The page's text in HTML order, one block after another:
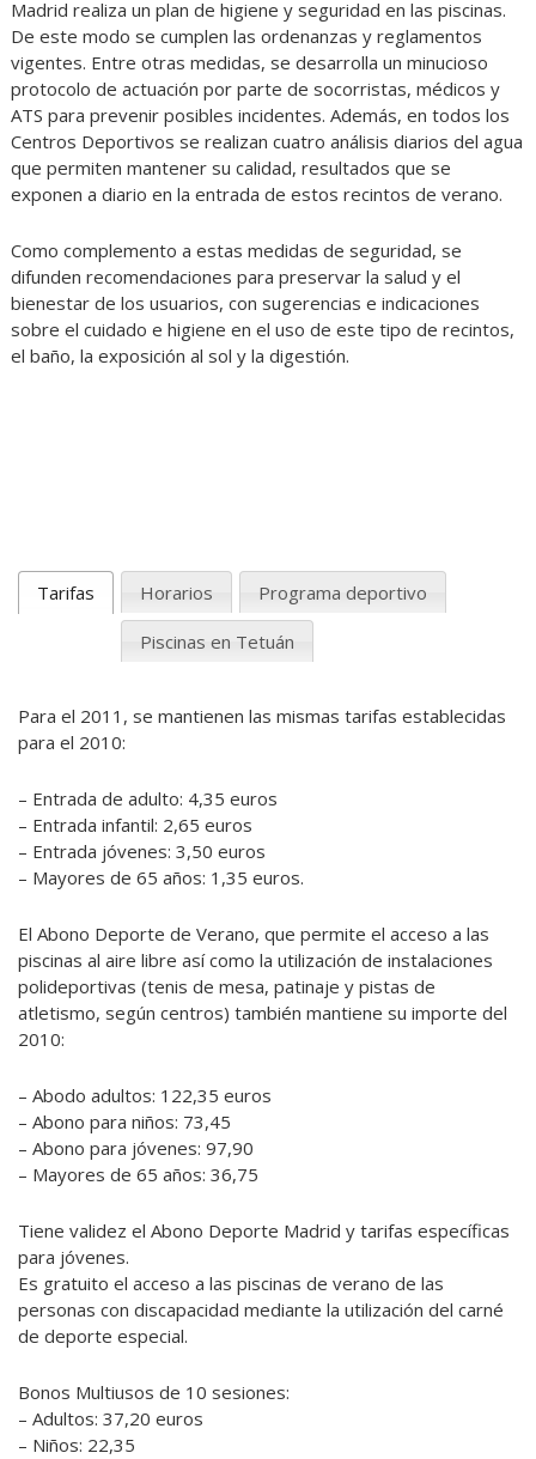
Madrid realiza un plan de higiene y seguridad en las piscinas.
De este modo se cumplen las ordenanzas y reglamentos
vigentes. Entre otras medidas, se desarrolla un minucioso
protocolo de actuación por parte de socorristas, médicos y
ATS para prevenir posibles incidentes. Además, en todos los
Centros Deportivos se realizan cuatro análisis diarios del agua
que permiten mantener su calidad, resultados que se
exponen a diario en la entrada de estos recintos de verano.
Como complemento a estas medidas de seguridad, se
difunden recomendaciones para preservar la salud y el
bienestar de los usuarios, con sugerencias e indicaciones
sobre el cuidado e higiene en el uso de este tipo de recintos,
el baño, la exposición al sol y la digestión.
Tarifas Horarios Programa deportivo
Piscinas en Tetuán
Para el 2011, se mantienen las mismas tarifas establecidas
para el 2010:
– Entrada de adulto: 4,35 euros
– Entrada infantil: 2,65 euros
– Entrada jóvenes: 3,50 euros
– Mayores de 65 años: 1,35 euros.
El Abono Deporte de Verano, que permite el acceso a las
piscinas al aire libre así como la utilización de instalaciones
polideportivas (tenis de mesa, patinaje y pistas de
atletismo, según centros) también mantiene su importe del
2010:
– Abodo adultos: 122,35 euros
– Abono para niños: 73,45
– Abono para jóvenes: 97,90
– Mayores de 65 años: 36,75
Tiene validez el Abono Deporte Madrid y tarifas específicas
para jóvenes.
Es gratuito el acceso a las piscinas de verano de las
personas con discapacidad mediante la utilización del carné
de deporte especial.
Bonos Multiusos de 10 sesiones:
– Adultos: 37,20 euros
– Niños: 22,35